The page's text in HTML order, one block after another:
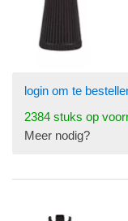
login om te
2384 stuks op
Meer nodig?